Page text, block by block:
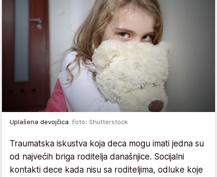
Uplašena devojčica Foto: Shutterstock
Traumatska iskustva koja deca mogu imati jedna su
od najvećih briga roditelja današnjice. Socijalni
kontakti dece kada nisu sa roditeljima, odluke koje